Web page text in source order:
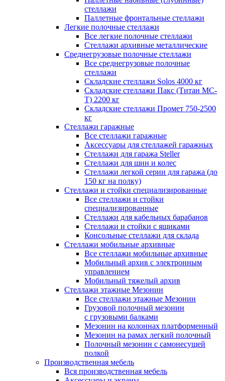
стеллажи
Паллетные фронтальные стеллажи
Легкие полочные стеллажи
Все легкие полочные стеллажи
Стеллажи архивные металлические
Среднегрузовые полочные стеллажи
Все среднегрузовые полочные
стеллажи
Складские стеллажи Solos 4000 кг
Складские стеллажи Пакс (Титан МС-
Т) 2200 кг
Складские стеллажи Промет 750-2500
кг
Стеллажи гаражные
Все стеллажи гаражные
Аксессуары для стеллажей гаражных
Стеллажи для гаража Steller
Стеллажи для шин и колес
Стеллажи легкой серии для гаража (до
150 кг на полку)
Стеллажи и стойки специализированные
Все стеллажи и стойки
специализированные
Стеллажи для кабельных барабанов
Стеллажи и стойки с ящиками
Консольные стеллажи для склада
Стеллажи мобильные архивные
Все стеллажи мобильные архивные
Мобильный архив с электронным
управлением
Мобильный тяжелый архив
Стеллажи этажные Мезонин
Все стеллажи этажные Мезонин
Грузовой полочный мезонин
с грузовыми балками
Мезонин на колоннах платформенный
Мезонин на рамах легкий полочный
Полочный мезонин с самонесущей
полкой
Производственная мебель
Вся производственная мебель